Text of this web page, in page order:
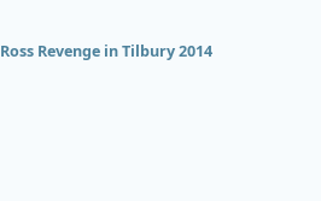
Ross Revenge in Tilbury 2014